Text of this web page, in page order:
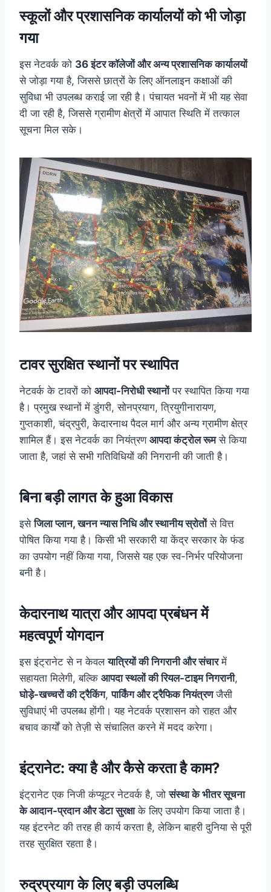
स्कूलों और प्रशासनिक कार्यालयों को भी जोड़ा
गया
इस नेटवर्क को 36 इंटर कॉलेजों और अन्य प्रशासनिक कार्यालयों
से जोड़ा गया है, जिससे छात्रों के लिए ऑनलाइन कक्षाओं की
सुविधा भी उपलब्ध कराई जा रही है। पंचायत भवनों में भी यह सेवा
दी जा रही है, जिससे ग्रामीण क्षेत्रों में आपात स्थिति में तत्काल
सूचना मिल सके।
टावर सुरक्षित स्थानों पर स्थापित
नेटवर्क के टावरों को आपदा-निरोधी स्थानोंपर स्थापित किया गया
है। प्रमुख स्थानों में डुंगरी, सोनप्रयाग, त्रियुगीनारायण,
गुप्तकाशी, चंद्रपुरी, केदारनाथ पैदल मार्ग और अन्य ग्रामीण क्षेत्र
शामिल हैं। इस नेटवर्क का नियंत्रण आपदा कंट्रोल रूमसे किया
जाता है, जहां से सभी गतिविधियों की निगरानी की जाती है।
बिना बड़ी लागत के हुआ विकास
इसेजिला प्लान, खनन न्यास निधि और स्थानीय स्रोतोंसे वित्त
पोषित किया गया है। किसी भी सरकारी या केंद्र सरकार के फंड
का उपयोग नहीं किया गया, जिससे यह एक स्व-निर्भर परियोजना
बनी है।
केदारनाथ यात्रा और आपदा प्रबंधन में
महत्वपूर्ण योगदान
इस इंट्रानेट से न केवलयात्रियों की निगरानी और संचारमें
सहायता मिलेगी, बल्कि आपदा स्थलों की रियल-टाइम निगरानी,
घोड़े-खच्चरों की ट्रैकिंग,पार्किंग और ट्रैफिक नियंत्रणजैसी
सुविधाएं भी उपलब्ध होंगी। यह नेटवर्क प्रशासन को राहत और
बचाव कार्यों को तेज़ी से संचालित करने में मदद करेगा।
इंट्रानेट: क्या है और कैसे करता है काम?
इंट्रानेट एक निजी कंप्यूटर नेटवर्क है, जोसंस्था के भीतर सूचना
के आदान-प्रदान और डेटा सुरक्षाके लिए उपयोग किया जाता है।
यह इंटरनेट की तरह ही कार्य करता है, लेकिन बाहरी दुनिया से पूरी
तरह सुरक्षित रहता है।
रुद्रप्रयाग के लिए बड़ी उपलब्धि